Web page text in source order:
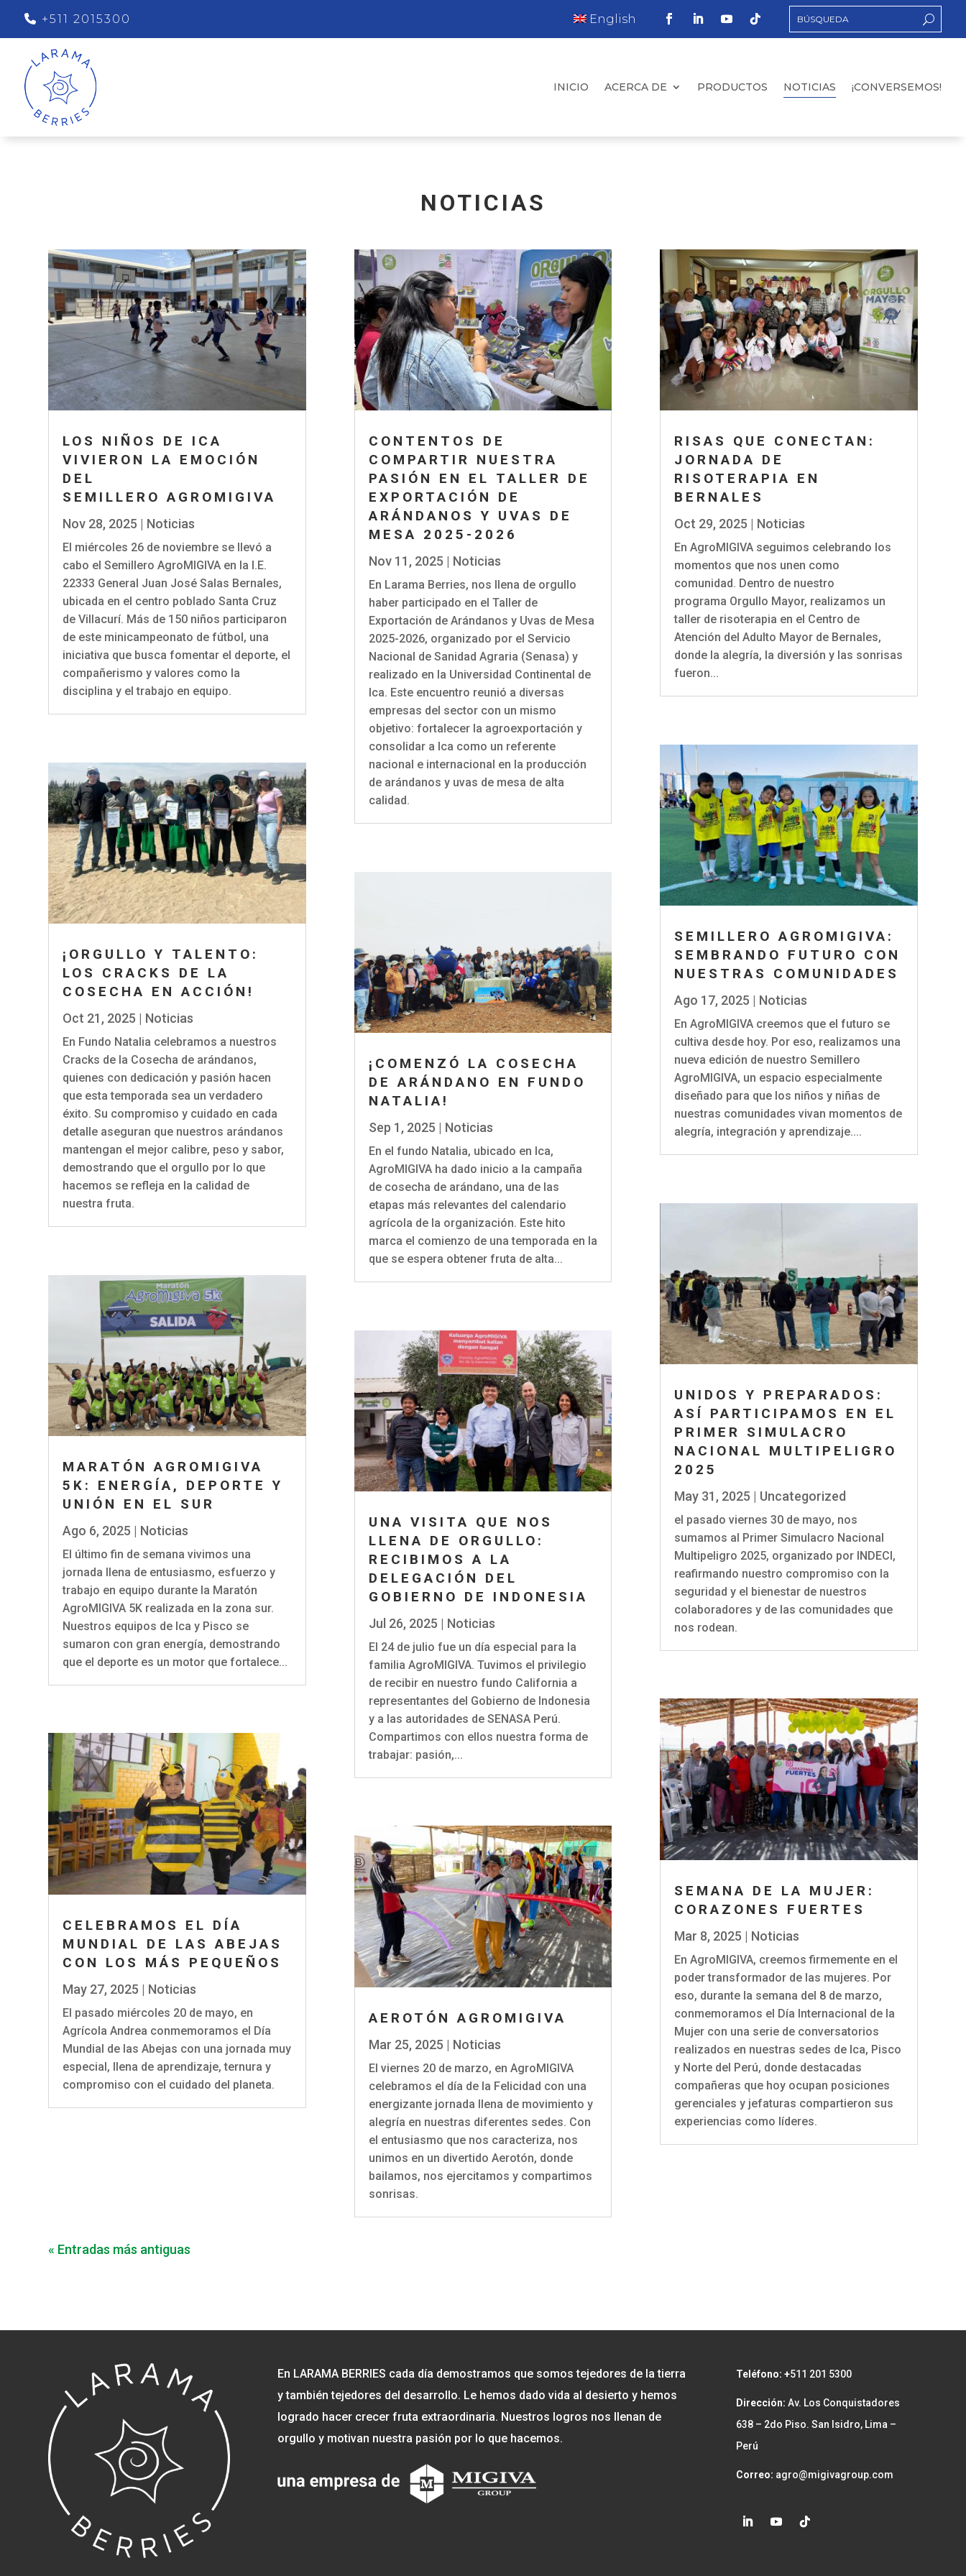
+511 2015300 English
INICIO ACERCA DE PRODUCTOS NOTICIAS ¡CONVERSEMOS!
NOTICIAS
LOS NIÑOS DE ICA
VIVIERON LA EMOCIÓN
DEL
SEMILLERO AGROMIGIVA
Nov 28, 2025 | Noticias
El miércoles 26 de noviembre se llevó a
cabo el Semillero AgroMIGIVA en la I.E.
22333 General Juan José Salas Bernales,
ubicada en el centro poblado Santa Cruz
de Villacurí. Más de 150 niños participaron
de este minicampeonato de fútbol, una
iniciativa que busca fomentar el deporte, el
compañerismo y valores como la
disciplina y el trabajo en equipo.
¡ORGULLO Y TALENTO:
LOS CRACKS DE LA
COSECHA EN ACCIÓN!
Oct 21, 2025 | Noticias
En Fundo Natalia celebramos a nuestros
Cracks de la Cosecha de arándanos,
quienes con dedicación y pasión hacen
que esta temporada sea un verdadero
éxito. Su compromiso y cuidado en cada
detalle aseguran que nuestros arándanos
mantengan el mejor calibre, peso y sabor,
demostrando que el orgullo por lo que
hacemos se refleja en la calidad de
nuestra fruta.
MARATÓN AGROMIGIVA
5K: ENERGÍA, DEPORTE Y
UNIÓN EN EL SUR
Ago 6, 2025 | Noticias
El último fin de semana vivimos una
jornada llena de entusiasmo, esfuerzo y
trabajo en equipo durante la Maratón
AgroMIGIVA 5K realizada en la zona sur.
Nuestros equipos de Ica y Pisco se
sumaron con gran energía, demostrando
que el deporte es un motor que fortalece...
CELEBRAMOS EL DÍA
MUNDIAL DE LAS ABEJAS
CON LOS MÁS PEQUEÑOS
May 27, 2025 | Noticias
El pasado miércoles 20 de mayo, en
Agrícola Andrea conmemoramos el Día
Mundial de las Abejas con una jornada muy
especial, llena de aprendizaje, ternura y
compromiso con el cuidado del planeta.
CONTENTOS DE
COMPARTIR NUESTRA
PASIÓN EN EL TALLER DE
EXPORTACIÓN DE
ARÁNDANOS Y UVAS DE
MESA 2025-2026
Nov 11, 2025 | Noticias
En Larama Berries, nos llena de orgullo
haber participado en el Taller de
Exportación de Arándanos y Uvas de Mesa
2025-2026, organizado por el Servicio
Nacional de Sanidad Agraria (Senasa) y
realizado en la Universidad Continental de
Ica. Este encuentro reunió a diversas
empresas del sector con un mismo
objetivo: fortalecer la agroexportación y
consolidar a Ica como un referente
nacional e internacional en la producción
de arándanos y uvas de mesa de alta
calidad.
¡COMENZÓ LA COSECHA
DE ARÁNDANO EN FUNDO
NATALIA!
Sep 1, 2025 | Noticias
En el fundo Natalia, ubicado en Ica,
AgroMIGIVA ha dado inicio a la campaña
de cosecha de arándano, una de las
etapas más relevantes del calendario
agrícola de la organización. Este hito
marca el comienzo de una temporada en la
que se espera obtener fruta de alta...
UNA VISITA QUE NOS
LLENA DE ORGULLO:
RECIBIMOS A LA
DELEGACIÓN DEL
GOBIERNO DE INDONESIA
Jul 26, 2025 | Noticias
El 24 de julio fue un día especial para la
familia AgroMIGIVA. Tuvimos el privilegio
de recibir en nuestro fundo California a
representantes del Gobierno de Indonesia
y a las autoridades de SENASA Perú.
Compartimos con ellos nuestra forma de
trabajar: pasión,...
AEROTÓN AGROMIGIVA
Mar 25, 2025 | Noticias
El viernes 20 de marzo, en AgroMIGIVA
celebramos el día de la Felicidad con una
energizante jornada llena de movimiento y
alegría en nuestras diferentes sedes. Con
el entusiasmo que nos caracteriza, nos
unimos en un divertido Aerotón, donde
bailamos, nos ejercitamos y compartimos
sonrisas.
RISAS QUE CONECTAN:
JORNADA DE
RISOTERAPIA EN
BERNALES
Oct 29, 2025 | Noticias
En AgroMIGIVA seguimos celebrando los
momentos que nos unen como
comunidad. Dentro de nuestro
programa Orgullo Mayor, realizamos un
taller de risoterapia en el Centro de
Atención del Adulto Mayor de Bernales,
donde la alegría, la diversión y las sonrisas
fueron...
SEMILLERO AGROMIGIVA:
SEMBRANDO FUTURO CON
NUESTRAS COMUNIDADES
Ago 17, 2025 | Noticias
En AgroMIGIVA creemos que el futuro se
cultiva desde hoy. Por eso, realizamos una
nueva edición de nuestro Semillero
AgroMIGIVA, un espacio especialmente
diseñado para que los niños y niñas de
nuestras comunidades vivan momentos de
alegría, integración y aprendizaje....
UNIDOS Y PREPARADOS:
ASÍ PARTICIPAMOS EN EL
PRIMER SIMULACRO
NACIONAL MULTIPELIGRO
2025
May 31, 2025 | Uncategorized
el pasado viernes 30 de mayo, nos
sumamos al Primer Simulacro Nacional
Multipeligro 2025, organizado por INDECI,
reafirmando nuestro compromiso con la
seguridad y el bienestar de nuestros
colaboradores y de las comunidades que
nos rodean.
SEMANA DE LA MUJER:
CORAZONES FUERTES
Mar 8, 2025 | Noticias
En AgroMIGIVA, creemos firmemente en el
poder transformador de las mujeres. Por
eso, durante la semana del 8 de marzo,
conmemoramos el Día Internacional de la
Mujer con una serie de conversatorios
realizados en nuestras sedes de Ica, Pisco
y Norte del Perú, donde destacadas
compañeras que hoy ocupan posiciones
gerenciales y jefaturas compartieron sus
experiencias como líderes.
« Entradas más antiguas
En LARAMA BERRIES cada día demostramos que somos tejedores de la tierra
y también tejedores del desarrollo. Le hemos dado vida al desierto y hemos
logrado hacer crecer fruta extraordinaria. Nuestros logros nos llenan de
orgullo y motivan nuestra pasión por lo que hacemos.
Teléfono: +511 201 5300
Dirección:Av. Los Conquistadores
638 – 2do Piso. San Isidro, Lima –
Perú
Correo: agro@migivagroup.com